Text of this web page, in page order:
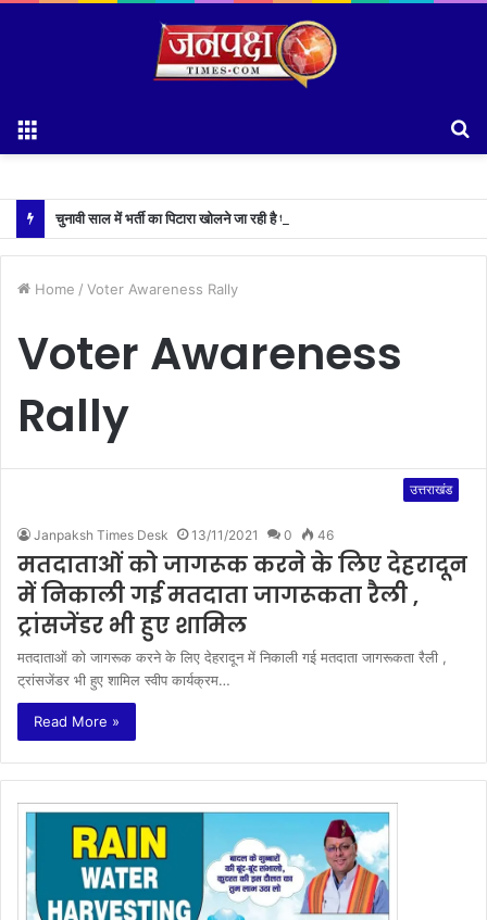
Home / Voter Awareness Rally
Voter Awareness
Rally
उत्तराखंड
Janpaksh Times Desk 13/11/2021 0 46
मतदाताओं को जागरूक करने के लिए देहरादून
में निकाली गई मतदाता जागरूकता रैली ,
ट्रांसजेंडर भी हुए शामिल
मतदाताओं को जागरूक करने के लिए देहरादून में निकाली गई मतदाता जागरूकता रैली ,
ट्रांसजेंडर भी हुए शामिल स्वीप कार्यक्रम…
Read More »